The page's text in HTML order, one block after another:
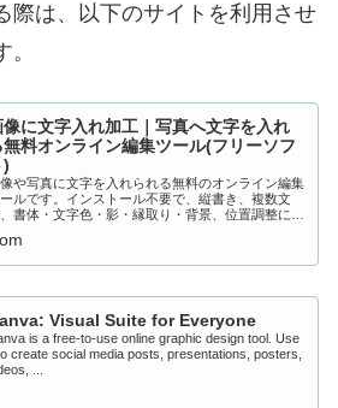
際は、以下のサイトを利用させ
像に文字入れ加工｜写真へ文字を入れ
無料オンライン編集ツール(フリーソフ
)
や写真に文字を入れられる無料のオンライン編集
ルです。インストール不要で、縦書き、複数文
書体・文字色・影・縁取り・背景、位置調整に対
ます。
Visual Suite for Everyone
is a free-to-use online graphic design tool. Use
create social media posts, presentations, posters,
...